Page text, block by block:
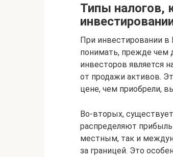
Типы налогов,
При инвестировании в
понимать, прежде чем
инвесторов является
от продажи активов.
цене, чем приобрели,
Во-вторых,
распределяют
местным, так и
за границей. Это